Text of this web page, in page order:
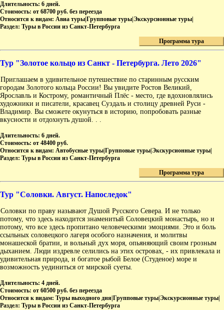
Длительность: 6 дней.
Стоимость: от 68700 руб. без переезда
Относится к видам: Авиа туры|Групповые туры|Экскурсионные туры|
Раздел: Туры в России из Санкт-Петербурга
Программа тура
Тур "Золотое кольцо из Санкт - Петербурга. Лето 2026"
Приглашаем в удивительное путешествие по старинным русским
городам Золотого кольца России! Вы увидите Ростов Великий,
Ярославль и Кострому, романтичный Плёс - место, где вдохновлялись
художники и писатели, красавец Суздаль и столицу древней Руси -
Владимир. Вы сможете окунуться в историю, попробовать разные
вкусности и отдохнуть душой. . .
Длительность: 6 дней.
Стоимость: от 48400 руб.
Относится к видам: Автобусные туры|Групповые туры|Экскурсионные туры|
Раздел: Туры в России из Санкт-Петербурга
Программа тура
Тур "Соловки. Август. Напоследок"
Соловки по праву называют Душой Русского Севера. И не только
потому, что здесь находится знаменитый Соловецкий монастырь, но и
потому, что все здесь пропитано человеческими эмоциями. Это и боль
ссыльных соловецкого лагеря особого назначения, и молитвы
монашеской братии, и вольный дух моря, опьяняющий своим грозным
дыханием. Люди издревле селились на этих островах, - их привлекала и
удивительная природа, и богатое рыбой Белое (Студеное) море и
возможность уединиться от мирской суеты.
Длительность: 4 дней.
Стоимость: от 60500 руб. без переезда
Относится к видам: Туры выходного дня|Групповые туры|Экскурсионные туры|
Раздел: Туры в России из Санкт-Петербурга